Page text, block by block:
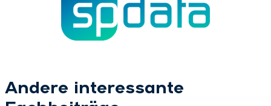
Andere interessante